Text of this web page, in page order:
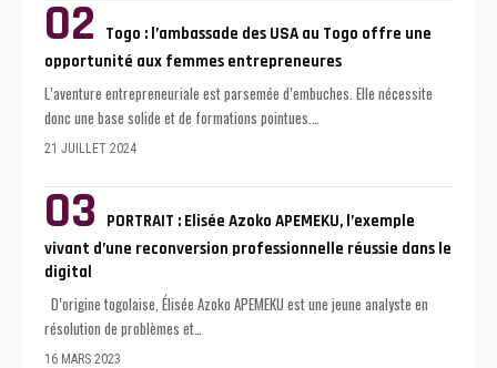
Togo : l’ambassade des USA au Togo offre une
opportunité aux femmes entrepreneures
L’aventure entrepreneuriale est parsemée d’embuches. Elle nécessite
donc une base solide et de formations pointues.
21 JUILLET 2024
PORTRAIT : Elisée Azoko APEMEKU, l’exemple
vivant d’une reconversion professionnelle réussie dans le
digital
D’origine togolaise, Élisée Azoko APEMEKU est une jeune analyste en
résolution de problèmes et
16 MARS 2023